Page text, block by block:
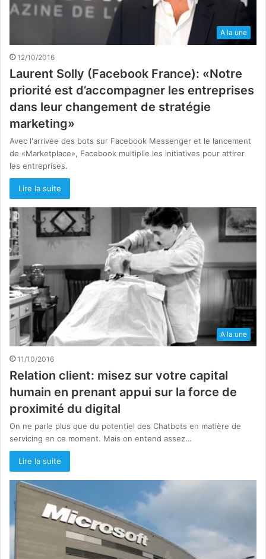
A la une
12/10/2016
Laurent Solly (Facebook France): «Notre
priorité est d’accompagner les entreprises
dans leur changement de stratégie
marketing»
Avec l'arrivée des bots sur Facebook Messenger et le lancement
de «Marketplace», Facebook multiplie les initiatives pour attirer
les entreprises.
Lire la suite
A la une
11/10/2016
Relation client: misez sur votre capital
humain en prenant appui sur la force de
proximité du digital
On ne parle plus que du potentiel des Chatbots en matière de
servicing en ce moment. Mais on entend assez…
Lire la suite